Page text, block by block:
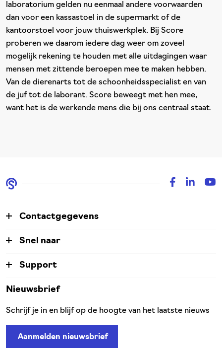
laboratorium gelden nu eenmaal andere voorwaarden
dan voor een kassastoel in de supermarkt of de
kantoorstoel voor jouw thuiswerkplek. Bij Score
proberen we daarom iedere dag weer om zoveel
mogelijk rekening te houden met alle uitdagingen waar
mensen met zittende beroepen mee te maken hebben.
Van de dierenarts tot de schoonheidsspecialist en van
de juf tot de laborant. Score beweegt met hen mee,
want het is de werkende mens die bij ons centraal staat.
Contactgegevens
Snel naar
Support
Nieuwsbrief
Schrijf je in en blijf op de hoogte van het laatste nieuws
Aanmelden nieuwsbrief